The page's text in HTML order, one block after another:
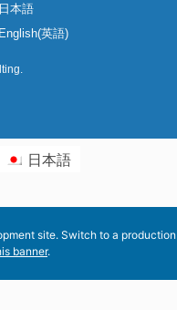
日本語
English(英語)
日本語
site. Switch to a production
banner.